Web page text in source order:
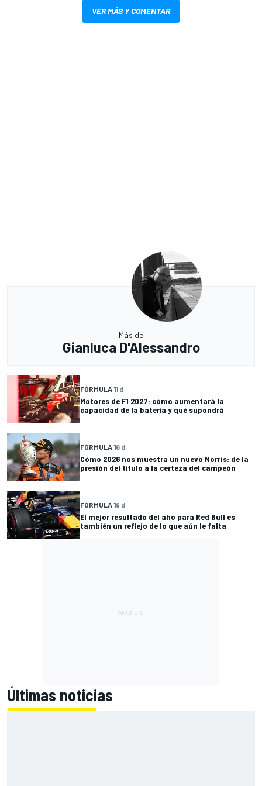
VER MÁS Y COMENTAR
Más de
Gianluca D'Alessandro
FÓRMULA 11 d
Motores de F1 2027: cómo aumentará la
capacidad de la batería y qué supondrá
FÓRMULA 16 d
Cómo 2026 nos muestra un nuevo Norris: de la
presión del título a la certeza del campeón
FÓRMULA 19 d
El mejor resultado del año para Red Bull es
también un reflejo de lo que aún le falta
Últimas noticias